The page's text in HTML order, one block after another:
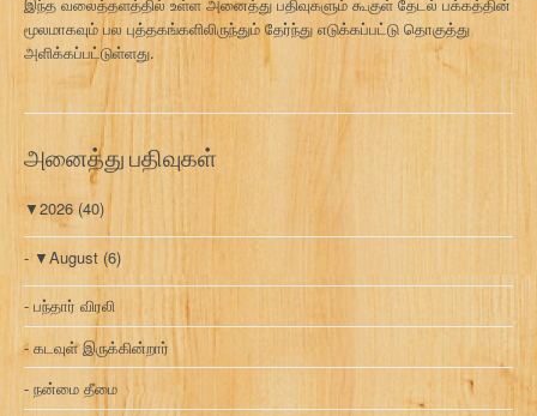
மூலமாகவும் பல புத்தகங்களிலிருந்தும் தேர்ந்து எடுக்கப்பட்டு தொகுத்து
அளிக்கப்பட்டுள்ளது.
அனைத்து பதிவுகள்
▼2026 (40)
▼August (6)
பந்தார் விரலி
கடவுள் இருக்கின்றார்
நன்மை தீமை